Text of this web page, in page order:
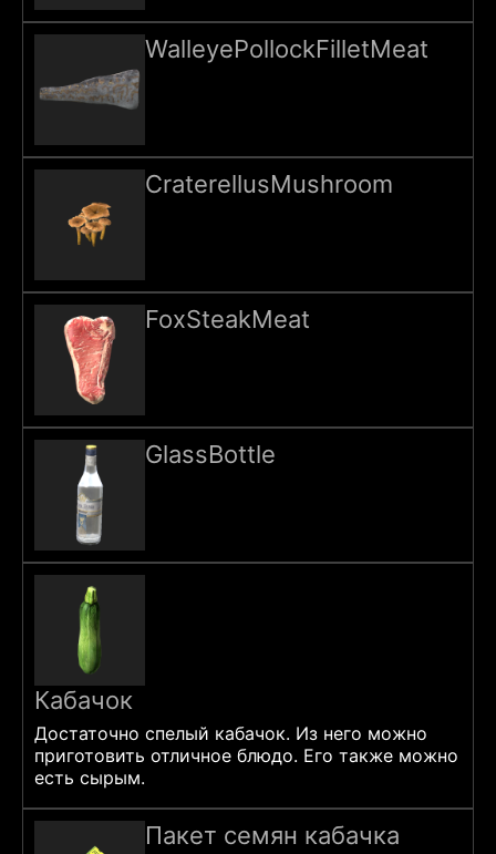
WalleyePollockFilletMeat
CraterellusMushroom
FoxSteakMeat
GlassBottle
Кабачок
Достаточно спелый кабачок. Из него можно
приготовить отличное блюдо. Его также можно
есть сырым.
Пакет семян кабачка